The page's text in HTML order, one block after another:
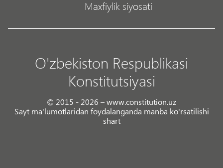
Maxfiylik siyosati
O'zbekiston Respublikasi
Konstitutsiyasi
© 2015 - 2026 – www.constitution.uz
Sayt ma'lumotlaridan foydalanganda manba ko'rsatilishi
shart